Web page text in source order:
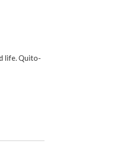
life. Quito-